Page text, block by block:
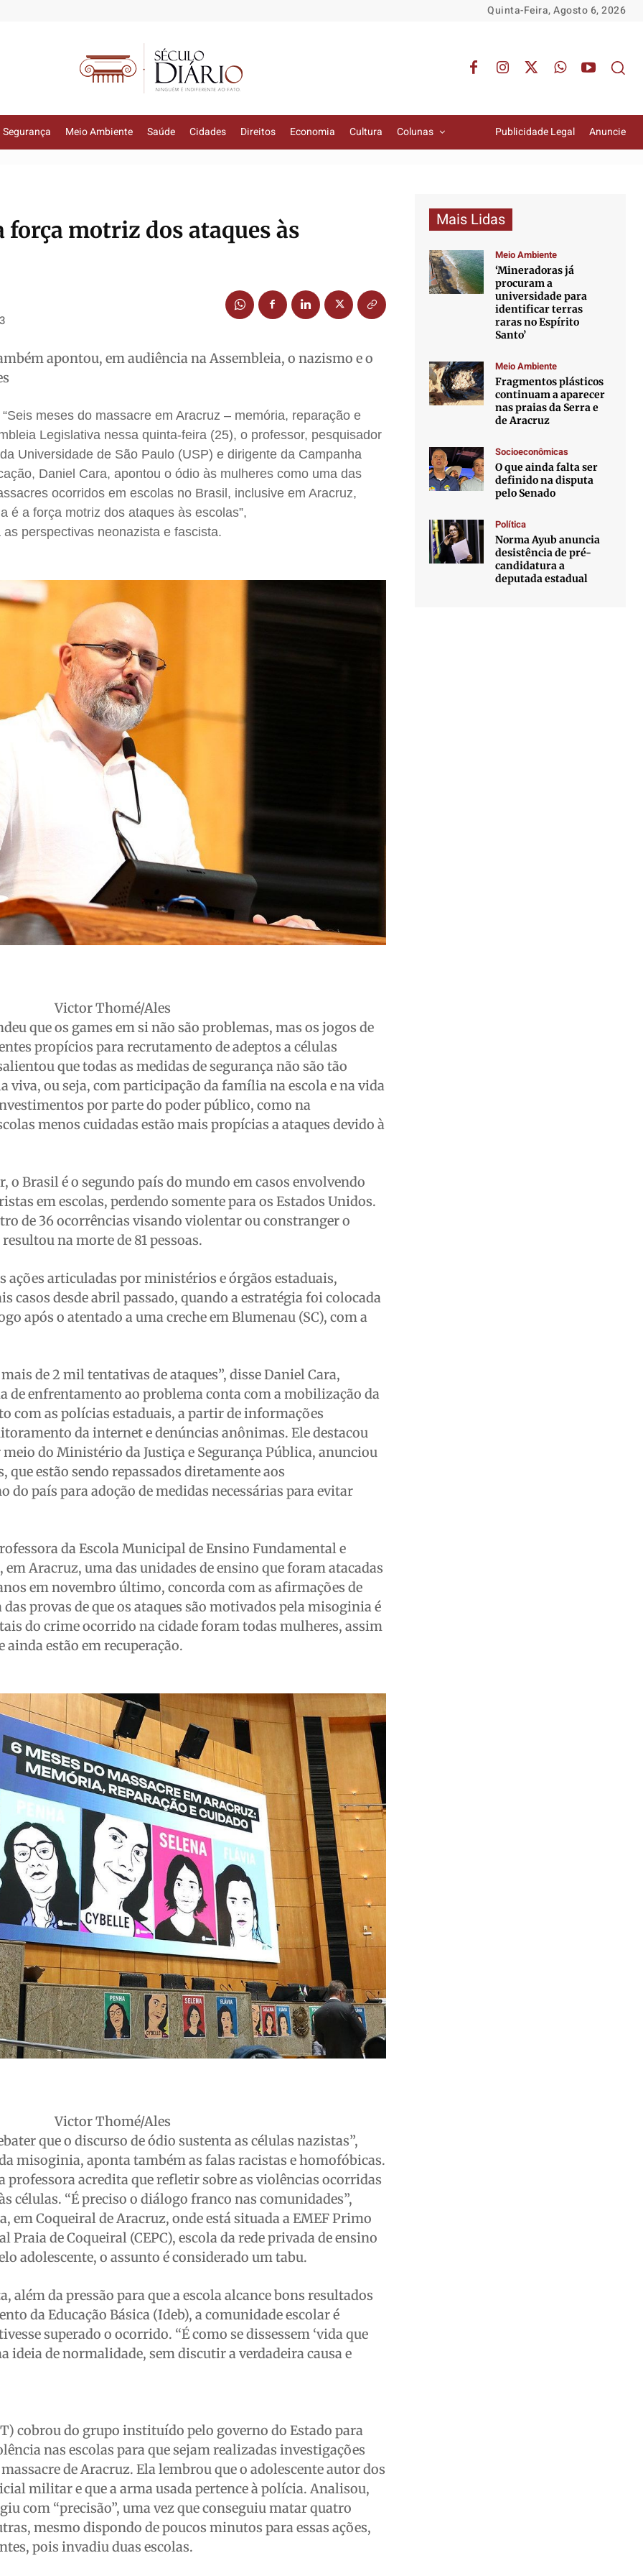
Quinta-Feira, Agosto 6, 2026
Segurança Meio Ambiente Saúde Cidades Direitos Economia Cultura Colunas Publicidade Legal Anuncie
força motriz dos ataques às
apontou, em audiência na Assembleia, o nazismo e o
meses do massacre em Aracruz – memória, reparação e
Legislativa nessa quinta-feira (25), o professor, pesquisador
Universidade de São Paulo (USP) e dirigente da Campanha
Daniel Cara, apontou o ódio às mulheres como uma das
ocorridos em escolas no Brasil, inclusive em Aracruz,
é a força motriz dos ataques às escolas”,
perspectivas neonazista e fascista.
Victor Thomé/Ales
que os games em si não são problemas, mas os jogos de
propícios para recrutamento de adeptos a células
que todas as medidas de segurança não são tão
viva, ou seja, com participação da família na escola e na vida
por parte do poder público, como na
menos cuidadas estão mais propícias a ataques devido à
o Brasil é o segundo país do mundo em casos envolvendo
em escolas, perdendo somente para os Estados Unidos.
de 36 ocorrências visando violentar ou constranger o
na morte de 81 pessoas.
ações articuladas por ministérios e órgãos estaduais,
casos desde abril passado, quando a estratégia foi colocada
após o atentado a uma creche em Blumenau (SC), com a
de 2 mil tentativas de ataques”, disse Daniel Cara,
de enfrentamento ao problema conta com a mobilização da
com as polícias estaduais, a partir de informações
da internet e denúncias anônimas. Ele destacou
do Ministério da Justiça e Segurança Pública, anunciou
que estão sendo repassados diretamente aos
do país para adoção de medidas necessárias para evitar
da Escola Municipal de Ensino Fundamental e
Aracruz, uma das unidades de ensino que foram atacadas
em novembro último, concorda com as afirmações de
provas de que os ataques são motivados pela misoginia é
do crime ocorrido na cidade foram todas mulheres, assim
ainda estão em recuperação.
Victor Thomé/Ales
que o discurso de ódio sustenta as células nazistas”,
misoginia, aponta também as falas racistas e homofóbicas.
professora acredita que refletir sobre as violências ocorridas
células. “É preciso o diálogo franco nas comunidades”,
em Coqueiral de Aracruz, onde está situada a EMEF Primo
Praia de Coqueiral (CEPC), escola da rede privada de ensino
adolescente, o assunto é considerado um tabu.
além da pressão para que a escola alcance bons resultados
da Educação Básica (Ideb), a comunidade escolar é
superado o ocorrido. “É como se dissessem ‘vida que
ideia de normalidade, sem discutir a verdadeira causa e
cobrou do grupo instituído pelo governo do Estado para
nas escolas para que sejam realizadas investigações
de Aracruz. Ela lembrou que o adolescente autor dos
militar e que a arma usada pertence à polícia. Analisou,
com “precisão”, uma vez que conseguiu matar quatro
mesmo dispondo de poucos minutos para essas ações,
pois invadiu duas escolas.
Mais Lidas
Meio Ambiente
‘Mineradoras já
procuram a
universidade para
identificar terras
raras no Espírito
Santo’
Meio Ambiente
Fragmentos plásticos
continuam a aparecer
nas praias da Serra e
de Aracruz
Socioeconômicas
O que ainda falta ser
definido na disputa
pelo Senado
Política
Norma Ayub anuncia
desistência de pré-
candidatura a
deputada estadual